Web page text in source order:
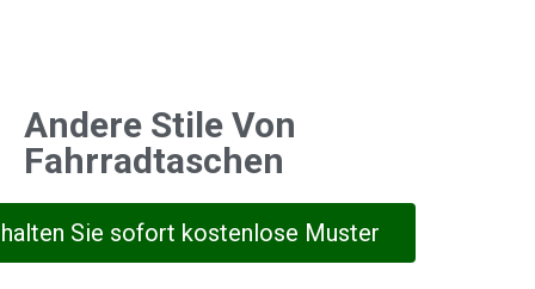
Andere Stile Von
Fahrradtaschen
Sie sofort kostenlose Muster